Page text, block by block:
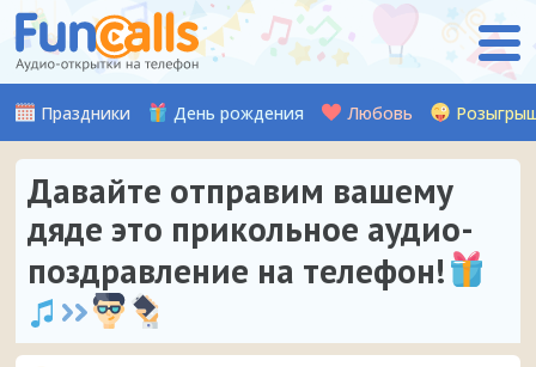
Праздники День рождения Любовь
Давайте отправим вашему
дяде это прикольное аудио-
поздравление на телефон!